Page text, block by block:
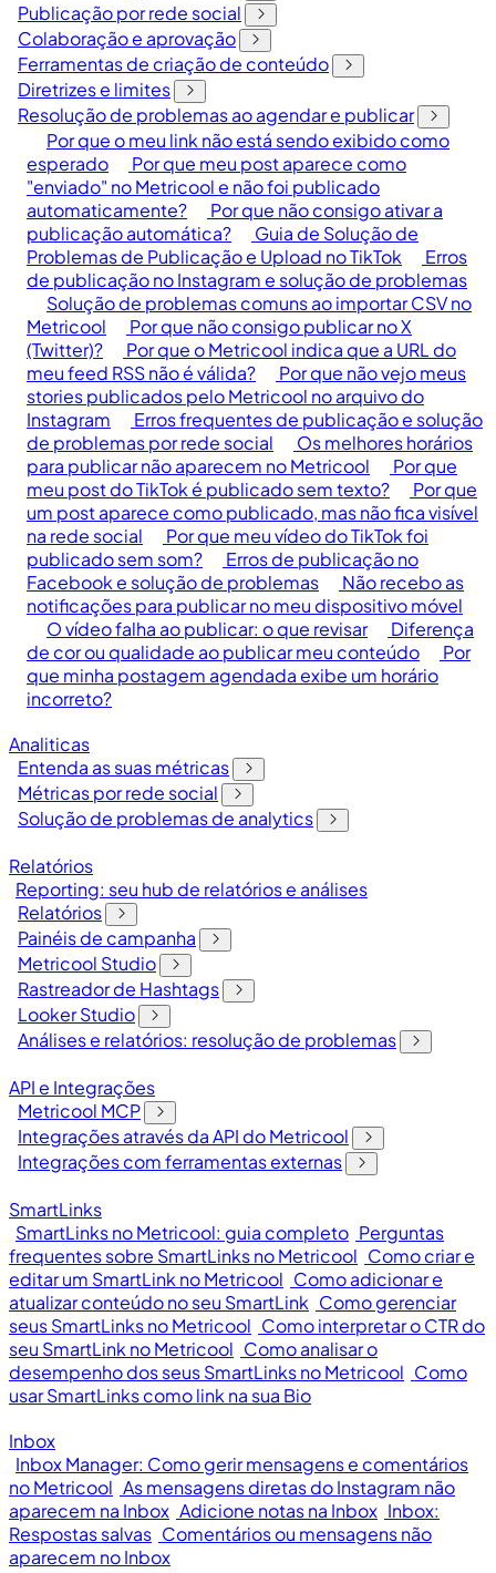
Publicação por rede social
Colaboração e aprovação
Ferramentas de criação de conteúdo
Diretrizes e limites
Resolução de problemas ao agendar e publicar
Por que o meu link não está sendo exibido como
esperado
Por que meu post aparece como
"enviado" no Metricool e não foi publicado
automaticamente?
Por que não consigo ativar a
publicação automática?
Guia de Solução de
Problemas de Publicação e Upload no TikTok
Erros
de publicação no Instagram e solução de problemas
Solução de problemas comuns ao importar CSV no
Metricool
Por que não consigo publicar no X
(Twitter)?
Por que o Metricool indica que a URL do
meu feed RSS não é válida?
Por que não vejo meus
stories publicados pelo Metricool no arquivo do
Instagram
Erros frequentes de publicação e solução
de problemas por rede social
Os melhores horários
para publicar não aparecem no Metricool
Por que
meu post do TikTok é publicado sem texto?
Por que
um post aparece como publicado, mas não fica visível
na rede social
Por que meu vídeo do TikTok foi
publicado sem som?
Erros de publicação no
Facebook e solução de problemas
Não recebo as
notificações para publicar no meu dispositivo móvel
O vídeo falha ao publicar: o que revisar
Diferença
de cor ou qualidade ao publicar meu conteúdo
Por
que minha postagem agendada exibe um horário
incorreto?
Analiticas
Entenda as suas métricas
Métricas por rede social
Solução de problemas de analytics
Relatórios
Reporting: seu hub de relatórios e análises
Relatórios
Painéis de campanha
Metricool Studio
Rastreador de Hashtags
Looker Studio
Análises e relatórios: resolução de problemas
API e Integrações
Metricool MCP
Integrações através da API do Metricool
Integrações com ferramentas externas
SmartLinks
SmartLinks no Metricool: guia completo Perguntas
frequentes sobre SmartLinks no Metricool Como criar e
editar um SmartLink no Metricool Como adicionar e
atualizar conteúdo no seu SmartLink Como gerenciar
seus SmartLinks no Metricool Como interpretar o CTR do
seu SmartLink no Metricool Como analisar o
desempenho dos seus SmartLinks no Metricool Como
usar SmartLinks como link na sua Bio
Inbox
Inbox Manager: Como gerir mensagens e comentários
no Metricool As mensagens diretas do Instagram não
aparecem na Inbox Adicione notas na Inbox Inbox:
Respostas salvas Comentários ou mensagens não
aparecem no Inbox